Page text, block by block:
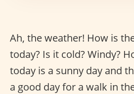
Ah, the weather! How is
today? Is it cold? Windy?
today is a sunny day and
a good day for a walk in